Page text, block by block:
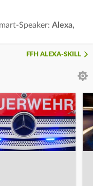
Speaker: Alexa,
FFH ALEXA-SKILL